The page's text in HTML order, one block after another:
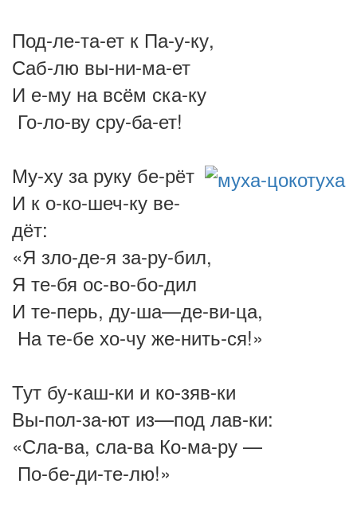
Под-ле-та-ет к Па-у-ку,
Саб-лю вы-ни-ма-ет
И е-му на всём ска-ку
Го-ло-ву сру-ба-ет!
Му-ху за руку бе-рёт
И к о-ко-шеч-ку ве-
дёт:
«Я зло-де-я за-ру-бил,
Я те-бя ос-во-бо-дил
И те-перь, ду-ша—де-ви-ца,
На те-бе хо-чу же-нить-ся!»
Тут бу-каш-ки и ко-зяв-ки
Вы-пол-за-ют из—под лав-ки:
«Сла-ва, сла-ва Ко-ма-ру —
По-бе-ди-те-лю!»